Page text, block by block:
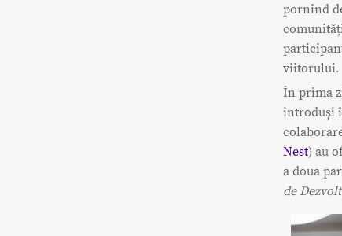
pornind
viitorului.
În prima
introduși
Nest) au
a doua
de